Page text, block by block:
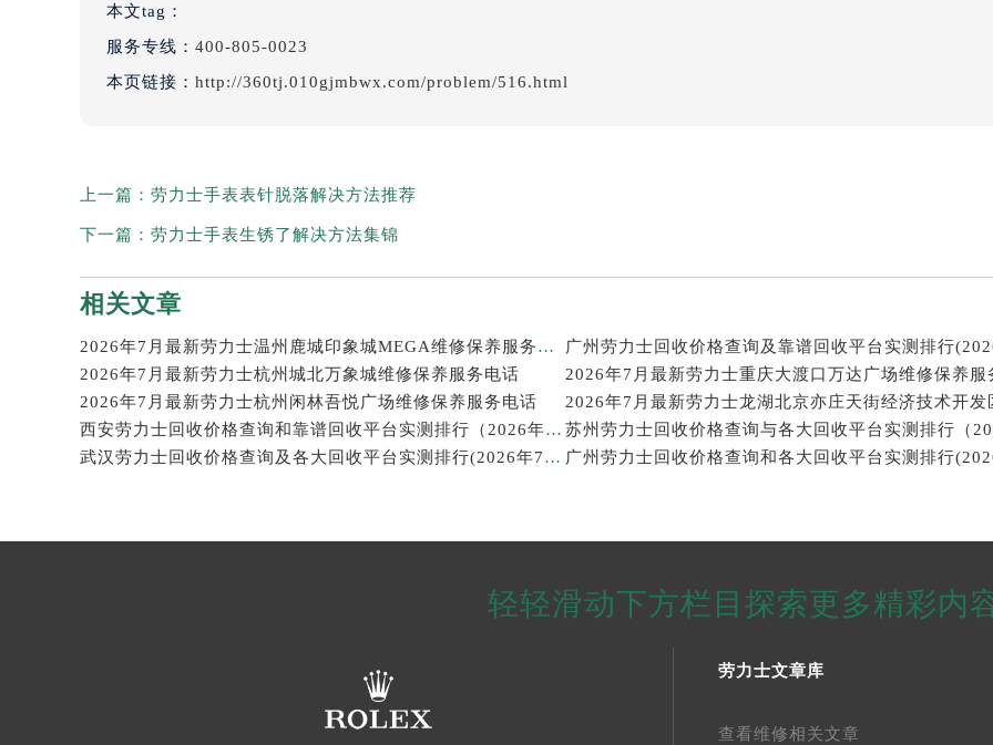
本文tag：
服务专线： 400-805-0023
本页链接： http://360tj.010gjmbwx.com/problem/516.html
上一篇： 劳力士手表表针脱落解决方法推荐
下一篇： 劳力士手表生锈了解决方法集锦
相关文章
2026年7月最新劳力士温州鹿城印象城MEGA维修保养服务电话
2026年7月最新劳力士杭州城北万象城维修保养服务电话
2026年7月最新劳力士重庆大渡口万达广场维修保养服
2026年7月最新劳力士杭州闲林吾悦广场维修保养服务电话
西安劳力士回收价格查询和靠谱回收平台实测排行（2026年7月最新）
武汉劳力士回收价格查询及各大回收平台实测排行(2026年7月最新数据)
轻轻滑动下方栏目探索更多精彩内
劳力士文章库
查看维修相关文章